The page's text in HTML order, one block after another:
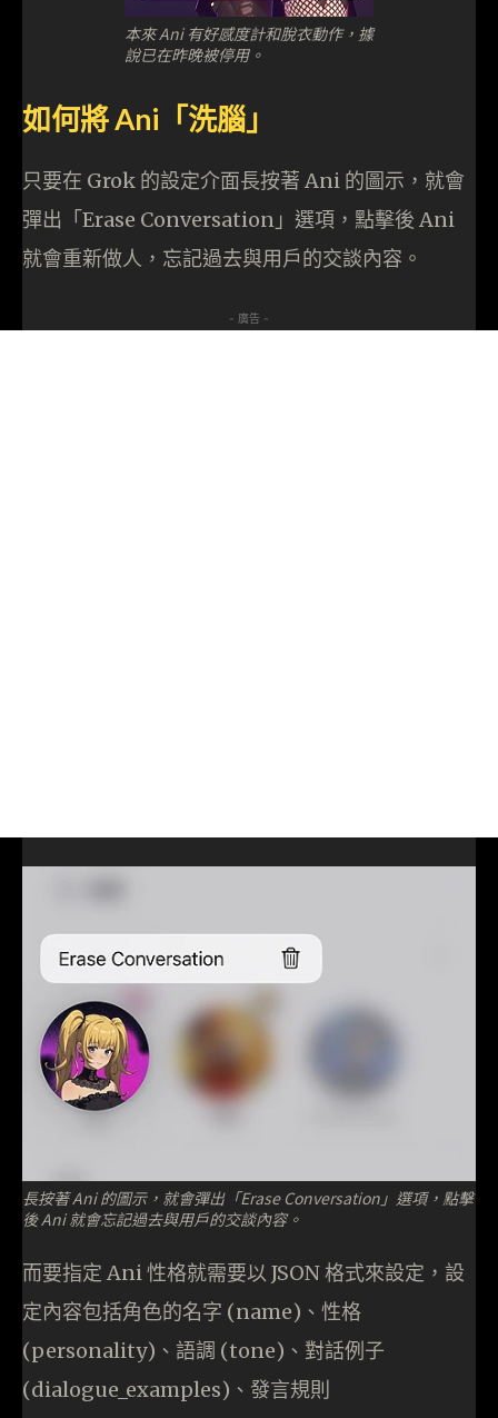
本來 Ani 有好感度計和脫衣動作，據
說已在昨晚被停用。
如何將 Ani「洗腦」
只要在 Grok 的設定介面長按著 Ani 的圖示，就會
彈出「Erase Conversation」選項，點擊後 Ani
就會重新做人，忘記過去與用戶的交談內容。
- 廣告 -
長按著 Ani 的圖示，就會彈出「Erase Conversation」選項，點擊
後 Ani 就會忘記過去與用戶的交談內容。
而要指定 Ani 性格就需要以 JSON 格式來設定，設
定內容包括角色的名字 (name)、性格
(personality)、語調 (tone)、對話例子
(dialogue_examples)、發言規則